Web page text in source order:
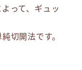
って、ギュッ
切開法です。